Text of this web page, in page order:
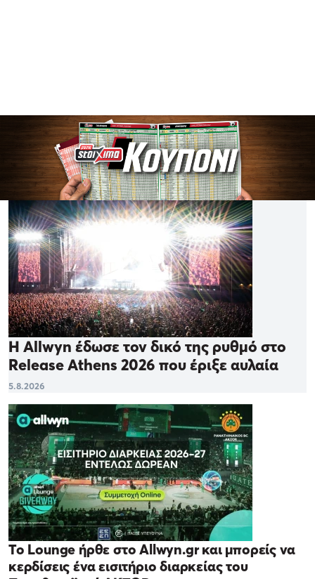
Η Allwyn έδωσε τον δικό της ρυθμό στο
Release Athens 2026 που έριξε αυλαία
5.8.2026
Το Lounge ήρθε στο Allwyn.gr και μπορείς να
κερδίσεις ένα εισιτήριο διαρκείας του